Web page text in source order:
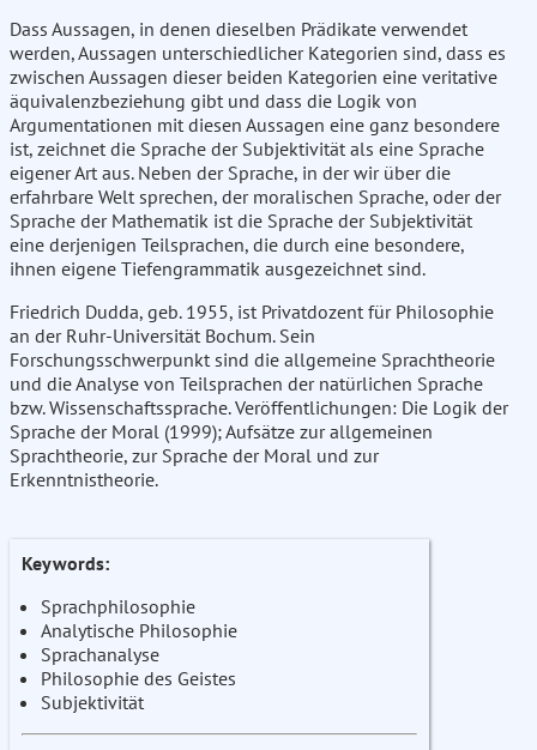
Dass Aussagen, in denen dieselben Prädikate verwendet
werden, Aussagen unterschiedlicher Kategorien sind, dass es
zwischen Aussagen dieser beiden Kategorien eine veritative
äquivalenzbeziehung gibt und dass die Logik von
Argumentationen mit diesen Aussagen eine ganz besondere
ist, zeichnet die Sprache der Subjektivität als eine Sprache
eigener Art aus. Neben der Sprache, in der wir über die
erfahrbare Welt sprechen, der moralischen Sprache, oder der
Sprache der Mathematik ist die Sprache der Subjektivität
eine derjenigen Teilsprachen, die durch eine besondere,
ihnen eigene Tiefengrammatik ausgezeichnet sind.
Friedrich Dudda, geb. 1955, ist Privatdozent für Philosophie
an der Ruhr-Universität Bochum. Sein
Forschungsschwerpunkt sind die allgemeine Sprachtheorie
und die Analyse von Teilsprachen der natürlichen Sprache
bzw. Wissenschaftssprache. Veröffentlichungen: Die Logik der
Sprache der Moral (1999); Aufsätze zur allgemeinen
Sprachtheorie, zur Sprache der Moral und zur
Erkenntnistheorie.
Keywords:
Sprachphilosophie
Analytische Philosophie
Sprachanalyse
Philosophie des Geistes
Subjektivität